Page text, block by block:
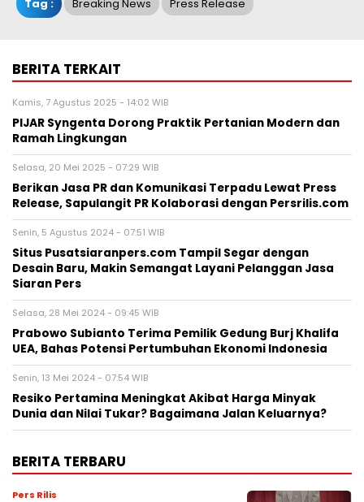
Tag : Breaking News Press Release
BERITA TERKAIT
Kamis, 7 Agustus 2025 - 14:02 WIB
PIJAR Syngenta Dorong Praktik Pertanian Modern dan
Ramah Lingkungan
Selasa, 20 Mei 2025 - 07:29 WIB
Berikan Jasa PR dan Komunikasi Terpadu Lewat Press
Release, Sapulangit PR Kolaborasi dengan Persrilis.com
Senin, 5 Agustus 2024 - 07:51 WIB
Situs Pusatsiaranpers.com Tampil Segar dengan
Desain Baru, Makin Semangat Layani Pelanggan Jasa
Siaran Pers
Selasa, 28 Mei 2024 - 09:45 WIB
Prabowo Subianto Terima Pemilik Gedung Burj Khalifa
UEA, Bahas Potensi Pertumbuhan Ekonomi Indonesia
Senin, 13 Mei 2024 - 07:54 WIB
Resiko Pertamina Meningkat Akibat Harga Minyak
Dunia dan Nilai Tukar? Bagaimana Jalan Keluarnya?
BERITA TERBARU
Pers Rilis